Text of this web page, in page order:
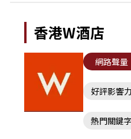
香港W酒店
網路聲量
好評影響力
熱門關鍵字